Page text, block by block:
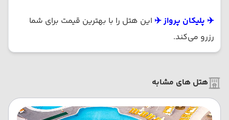
✈️ پلیکان پرواز ✈️ این هتل را با بهترین قیمت برای شما
رزرو می‌کند.
هتل های مشابه